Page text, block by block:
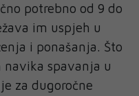
potrebno od 9 do
im uspjeh u
i ponašanja. Što
spavanja u
za dugoročne